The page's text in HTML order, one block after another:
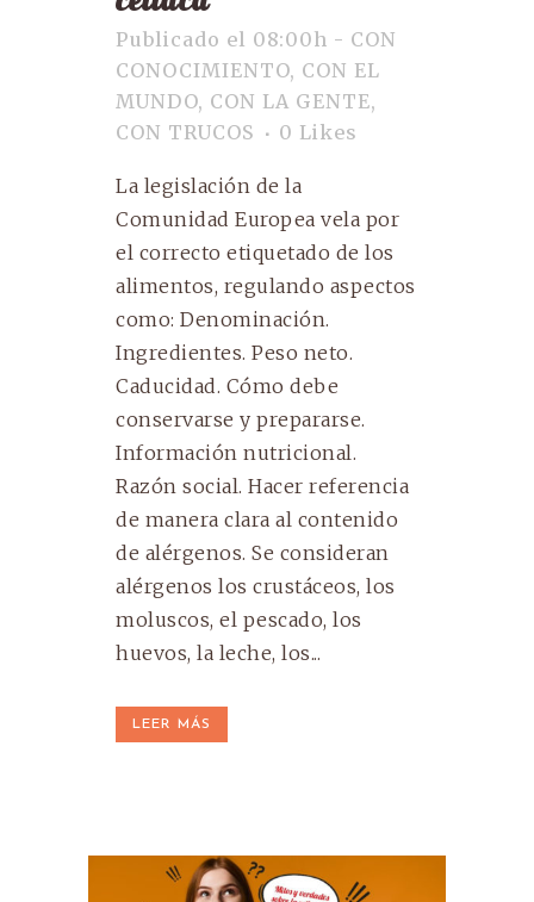
Publicado el 08:00h - CON
CONOCIMIENTO, CON EL
MUNDO, CON LA GENTE,
CON TRUCOS
0 Likes
La legislación de la
Comunidad Europea vela por
el correcto etiquetado de los
alimentos, regulando aspectos
como: Denominación.
Ingredientes. Peso neto.
Caducidad. Cómo debe
conservarse y prepararse.
Información nutricional.
Razón social. Hacer referencia
de manera clara al contenido
de alérgenos. Se consideran
alérgenos los crustáceos, los
moluscos, el pescado, los
huevos, la leche, los...
LEER MÁS